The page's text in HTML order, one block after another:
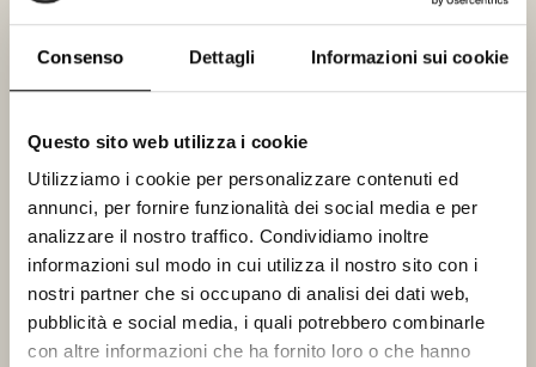
Consenso Dettagli Informazioni sui cookie
Questo sito web utilizza i cookie
Utilizziamo i cookie per personalizzare contenuti ed
annunci, per fornire funzionalità dei social media e per
analizzare il nostro traffico. Condividiamo inoltre
informazioni sul modo in cui utilizza il nostro sito con i
nostri partner che si occupano di analisi dei dati web,
pubblicità e social media, i quali potrebbero combinarle
con altre informazioni che ha fornito loro o che hanno
VIGNAIOLO FANTI ALESSANDRO provvederà a recapitare ai clienti, presso
l’indirizzo indicato da questi, i prodotti selezionati ed ordinati, con le modalità
La merce acquistata verrà consegnata entro i termini previsti dal D.Lgs. n.
206/2005: “salva diversa pattuizione delle parti del contratto di vendita, il
professionista è obbligato a consegnare i beni al consumatore senza ritardo
ingiustificato ed al più tardi entro trenta giorni dalla data di conclusione del
contratto.
L’obbligazione di consegna è adempiuta mediante il trasferimento della
disponibilità materiale o comunque del controllo dei beni al consumatore”.